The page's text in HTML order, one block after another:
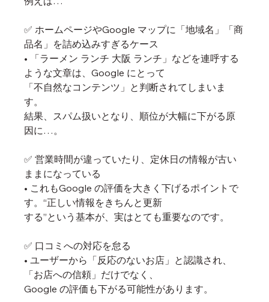
✅ ホームページやGoogle マップに「地域名」「商
品名」を詰め込みすぎるケース
• 「ラーメン ランチ 大阪 ランチ」などを連呼する
ような文章は、Google にとって
「不自然なコンテンツ」と判断されてしまいま
す。
結果、スパム扱いとなり、順位が大幅に下がる原
因に…。
✅ 営業時間が違っていたり、定休日の情報が古い
ままになっている
• これもGoogle の評価を大きく下げるポイントで
す。“正しい情報をきちんと更新
する”という基本が、実はとても重要なのです。
✅ 口コミへの対応を怠る
• ユーザーから「反応のないお店」と認識され、
「お店への信頼」だけでなく、
Google の評価も下がる可能性があります。